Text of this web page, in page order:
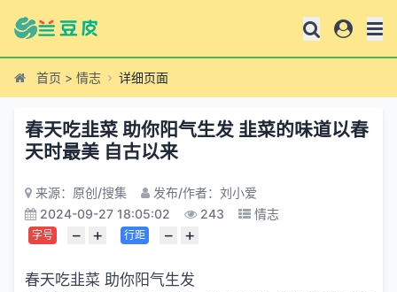
首页 > 情志 详细页面
春天吃韭菜 助你阳气生发 韭菜的味道以春
天时最美 自古以来
来源：原创/搜集
发布/作者：刘小爱
2024-09-27 18:05:02
243 情志
字号 − + 行距 − +
春天吃韭菜 助你阳气生发